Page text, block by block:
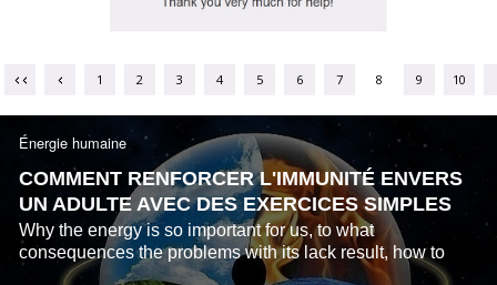
1 2 3 4 5 6 7 8 9 10
Énergie humaine
COMMENT RENFORCER L'IMMUNITÉ ENVERS
UN ADULTE AVEC DES EXERCICES SIMPLES
Why the energy is so important for us, to what
consequences the problems with its lack result, how to
raise and strengthen the immune system with the help of